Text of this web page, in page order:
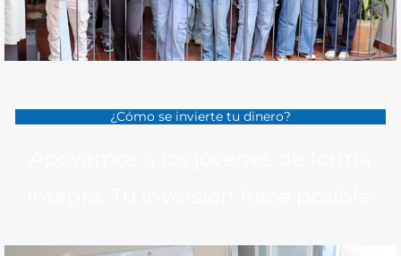
¿Cómo se invierte tu dinero?